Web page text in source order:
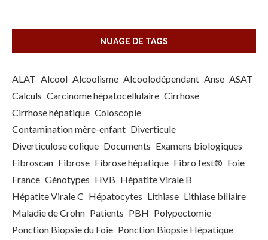
NUAGE DE TAGS
ALAT Alcool Alcoolisme Alcoolodépendant Anse ASAT
Calculs Carcinome hépatocellulaire Cirrhose
Cirrhose hépatique Coloscopie
Contamination mère-enfant Diverticule
Diverticulose colique Documents Examens biologiques
Fibroscan Fibrose Fibrose hépatique FibroTest® Foie
France Génotypes HVB Hépatite Virale B
Hépatite Virale C Hépatocytes Lithiase Lithiase biliaire
Maladie de Crohn Patients PBH Polypectomie
Ponction Biopsie du Foie Ponction Biopsie Hépatique